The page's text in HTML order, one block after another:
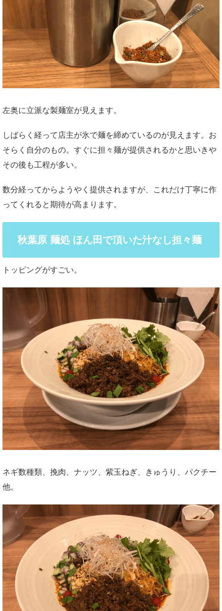
左奥に立派な製麺室が見えます。
しばらく経って店主が氷で麺を締めているのが見えます。お
そらく自分のもの。すぐに担々麺が提供されるかと思いきや
その後も工程が多い。
数分経ってからようやく提供されますが、これだけ丁寧に作
ってくれると期待が高まります。
秋葉原 麺処 ほん田で頂いた汁なし担々麺
トッピングがすごい。
ネギ数種類、挽肉、ナッツ、紫玉ねぎ、きゅうり、パクチー
他。